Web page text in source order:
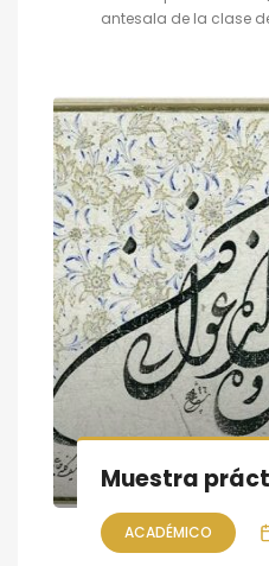
antesala de la clase
ACADÉMICO